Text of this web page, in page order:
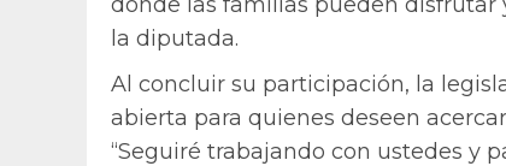
la diputada.
Al concluir su participación, la
abierta para quienes deseen
“Seguiré trabajando con ustedes y